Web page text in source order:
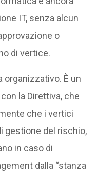
IT, senza alcun
o
di vertice.
organizzativo. È un
la Direttiva, che
che i vertici
gestione del rischio,
in caso di
dalla “stanza